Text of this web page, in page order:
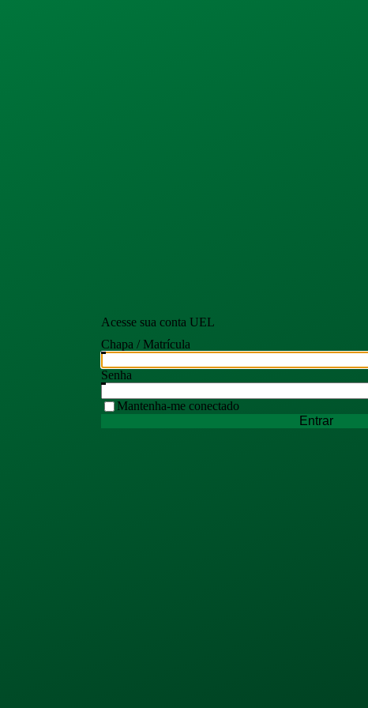
Acesse sua conta UEL
Chapa / Matrícula
Senha
Mantenha-me conectado
Entrar